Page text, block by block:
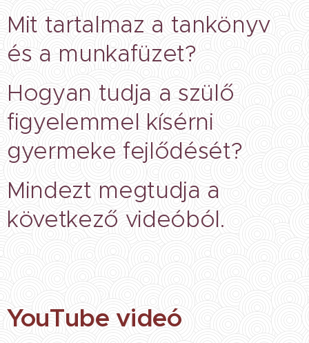
Mit tartalmaz a tankönyv
és a munkafüzet?
Hogyan tudja a szülő
figyelemmel kísérni
gyermeke fejlődését?
Mindezt megtudja a
következő videóból.
YouTube videó